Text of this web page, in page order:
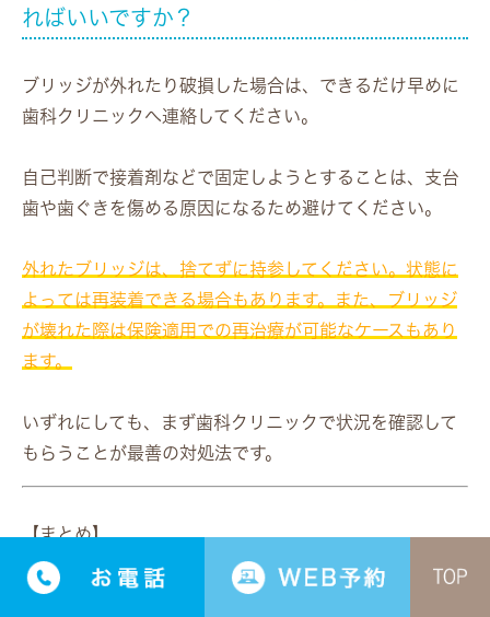
ればいいですか？
ブリッジが外れたり破損した場合は、できるだけ早めに
歯科クリニックへ連絡してください。
自己判断で接着剤などで固定しようとすることは、支台
歯や歯ぐきを傷める原因になるため避けてください。
外れたブリッジは、捨てずに持参してください。状態に
よっては再装着できる場合もあります。また、ブリッジ
が壊れた際は保険適用での再治療が可能なケースもあり
ます。
いずれにしても、まず歯科クリニックで状況を確認して
もらうことが最善の対処法です。
【まとめ】
歯のブリッジ治療は、失った歯を補う代表的な選択肢の